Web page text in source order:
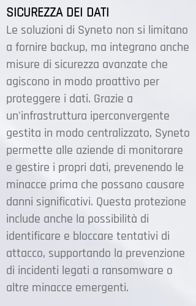
SICUREZZA DEI DATI
Le soluzioni di Syneto non si limitano
a fornire backup, ma integrano anche
misure di sicurezza avanzate che
agiscono in modo proattivo per
proteggere i dati. Grazie a
un'infrastruttura iperconvergente
gestita in modo centralizzato, Syneto
permette alle aziende di monitorare
e gestire i propri dati, prevenendo le
minacce prima che possano causare
danni significativi. Questa protezione
include anche la possibilità di
identificare e bloccare tentativi di
attacco, supportando la prevenzione
di incidenti legati a ransomware o
altre minacce emergenti.